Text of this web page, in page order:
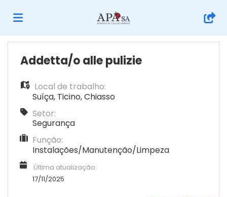
Página
inicial
Ofertas
de
emprego
Regista-
Iniciar
Addetta/o alle pulizie
Local de trabalho:
Suíça, Ticino,Chiasso
Setor:
Segurança
Função:
Instalações/Manutenção/Limpeza
Última atualização:
17/11/2025